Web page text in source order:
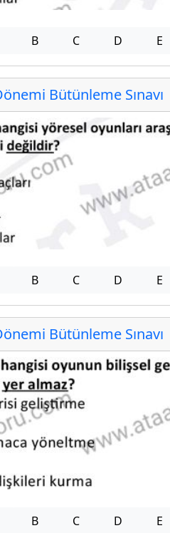
B C D E
Bütünleme Sınavı
B C D E
Bütünleme Sınavı
B C D E